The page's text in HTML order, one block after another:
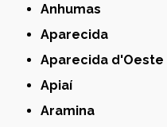
Anhumas
Aparecida
Aparecida d'Oeste
Apiaí
Aramina